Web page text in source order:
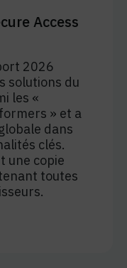
Access
2026
solutions du
les «
» et a
dans
clés.
une copie
toutes